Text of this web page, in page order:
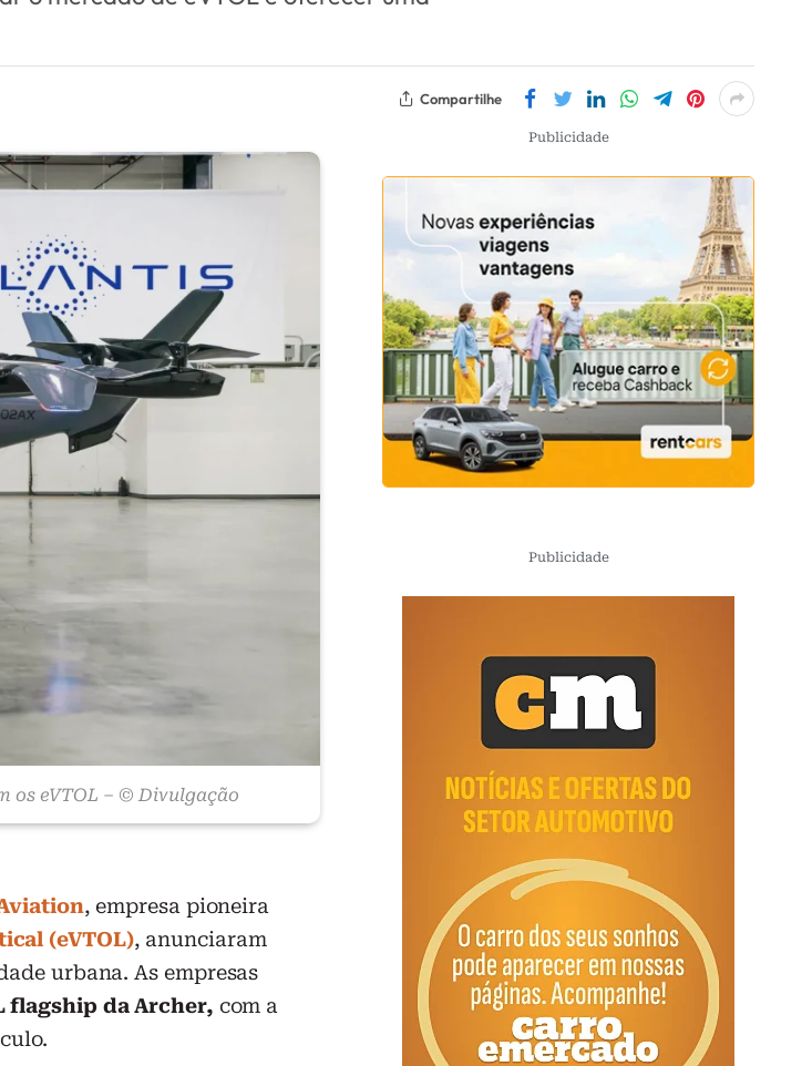
Compartilhe
os eVTOL – © Divulgação
, empresa pioneira
(eVTOL), anunciaram
urbana. As empresas
flagship da Archer, com a
Publicidade
Publicidade